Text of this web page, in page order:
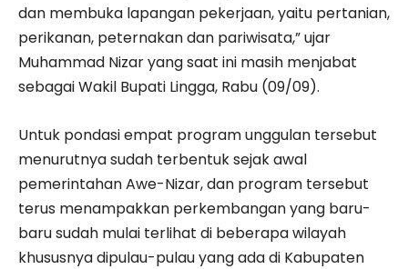
dan membuka lapangan pekerjaan, yaitu pertanian,
perikanan, peternakan dan pariwisata,” ujar
Muhammad Nizar yang saat ini masih menjabat
sebagai Wakil Bupati Lingga, Rabu (09/09).
Untuk pondasi empat program unggulan tersebut
menurutnya sudah terbentuk sejak awal
pemerintahan Awe-Nizar, dan program tersebut
terus menampakkan perkembangan yang baru-
baru sudah mulai terlihat di beberapa wilayah
khususnya dipulau-pulau yang ada di Kabupaten